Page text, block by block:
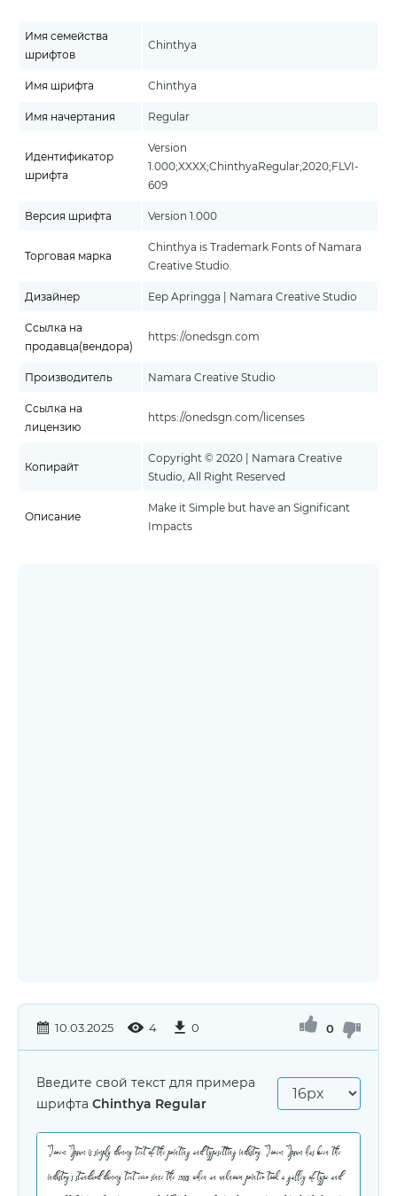
Имя семейства
шрифтов
Chinthya
Имя шрифта Chinthya
Имя начертания Regular
Идентификатор
шрифта
Version
1.000;XXXX;ChinthyaRegular;2020;FLVI-
609
Версия шрифта Version 1.000
Торговая марка
Chinthya is Trademark Fonts of Namara
Creative Studio.
Дизайнер Eep Apringga | Namara Creative Studio
Ссылка на
продавца(вендора)
https://onedsgn.com
Производитель Namara Creative Studio
Ссылка на
лицензию
https://onedsgn.com/licenses
Копирайт
Copyright © 2020 | Namara Creative
Studio, All Right Reserved
Описание
Make it Simple but have an Significant
Impacts
10.03.2025 4 0 0
Введите свой текст для примера
шрифта Chinthya Regular